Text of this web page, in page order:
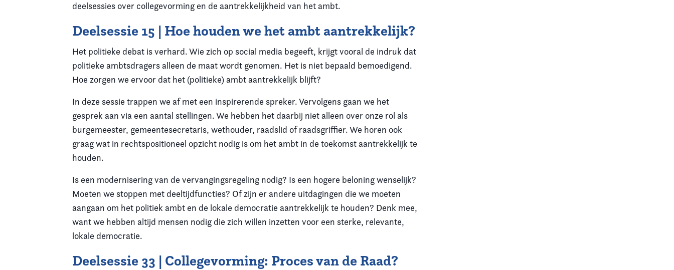
Kennis & Informatie
deelsessies over collegevorming en de aantrekkelijkheid van het ambt.
Deelsessie 15 | Hoe houden we het ambt aantrekkelijk?
Het politieke debat is verhard. Wie zich op social media begeeft, krijgt vooral de indruk dat
politieke ambtsdragers alleen de maat wordt genomen. Het is niet bepaald bemoedigend.
Hoe zorgen we ervoor dat het (politieke) ambt aantrekkelijk blijft?
In deze sessie trappen we af met een inspirerende spreker. Vervolgens gaan we het
gesprek aan via een aantal stellingen. We hebben het daarbij niet alleen over onze rol als
burgemeester, gemeentesecretaris, wethouder, raadslid of raadsgriffier. We horen ook
graag wat in rechtspositioneel opzicht nodig is om het ambt in de toekomst aantrekkelijk te
houden.
Is een modernisering van de vervangingsregeling nodig? Is een hogere beloning wenselijk?
Moeten we stoppen met deeltijdfuncties? Of zijn er andere uitdagingen die we moeten
aangaan om het politiek ambt en de lokale democratie aantrekkelijk te houden? Denk mee,
want we hebben altijd mensen nodig die zich willen inzetten voor een sterke, relevante,
lokale democratie.
Deelsessie 33 | Collegevorming: Proces van de Raad?